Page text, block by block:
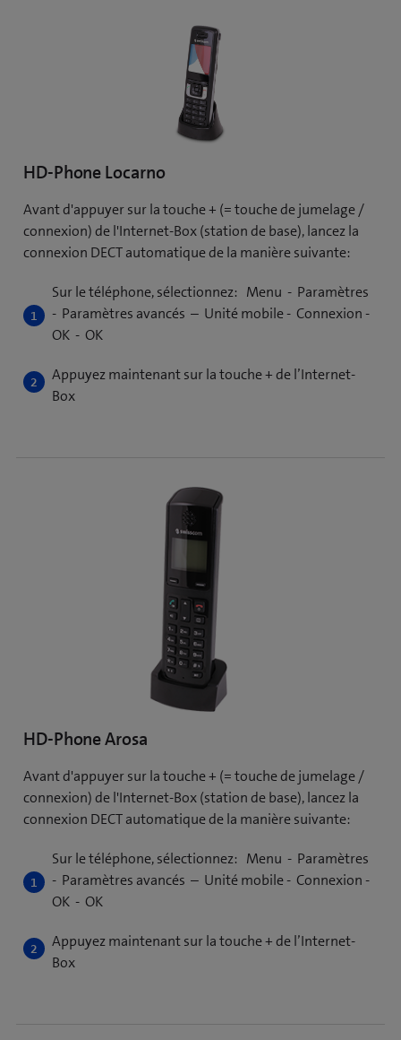
HD-Phone Locarno
Avant d'appuyer sur la touche + (= touche de jumelage /
connexion) de l'Internet-Box (station de base), lancez la
connexion DECT automatique de la manière suivante:
Sur le téléphone, sélectionnez: Menu - Paramètres
- Paramètres avancés – Unité mobile - Connexion -
OK - OK
Appuyez maintenant sur la touche + de l’Internet-
Box
HD-Phone Arosa
Avant d'appuyer sur la touche + (= touche de jumelage /
connexion) de l'Internet-Box (station de base), lancez la
connexion DECT automatique de la manière suivante:
Sur le téléphone, sélectionnez: Menu - Paramètres
- Paramètres avancés – Unité mobile - Connexion -
OK - OK
Appuyez maintenant sur la touche + de l’Internet-
Box